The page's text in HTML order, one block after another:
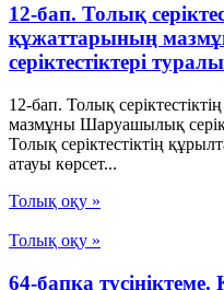
12-бап. Толық
құжаттарының
серіктестіктері
12-бап. Толық
мазмұны Шаруашылық
Толық серiктестiктiң
атауы көрсет...
Толық оқу »
Толық оқу »
64-бапқа